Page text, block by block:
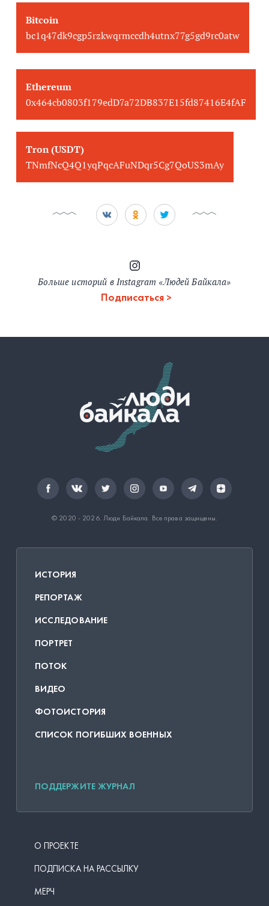
Bitcoin
bc1q47dk9cgp5rzkwqrmccdh4utnx77g5gd9rc0atw
Ethereum
0x464cb0803f179edD7a72DB837E15fd87416E4fAF
Tron (USDT)
TNmfNcQ4Q1yqPqcAFuNDqr5Cg7QoUS3mAy
Больше историй в Instagram «Людей Байкала»
Подписаться
© 2020 - 2026. Люди Байкала . Все права защищены.
ИСТОРИЯ
РЕПОРТАЖ
ИССЛЕДОВАНИЕ
ПОРТРЕТ
ПОТОК
ВИДЕО
ФОТОИСТОРИЯ
СПИСОК ПОГИБШИХ ВОЕННЫХ
ПОДДЕРЖИТЕ ЖУРНАЛ
О ПРОЕКТЕ
ПОДПИСКА НА РАССЫЛКУ
МЕРЧ